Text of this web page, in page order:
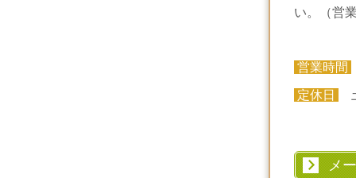
い。（営
営業時間
定休日
メ